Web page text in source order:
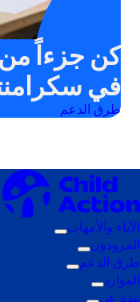
كن جزءاً
في
طرق الدعم
الآباء والأمهات
قائمة
المزودون
قائمة
التشغيل
طرق الدعم
قائمة
الموارد
قائمةنبذة عن